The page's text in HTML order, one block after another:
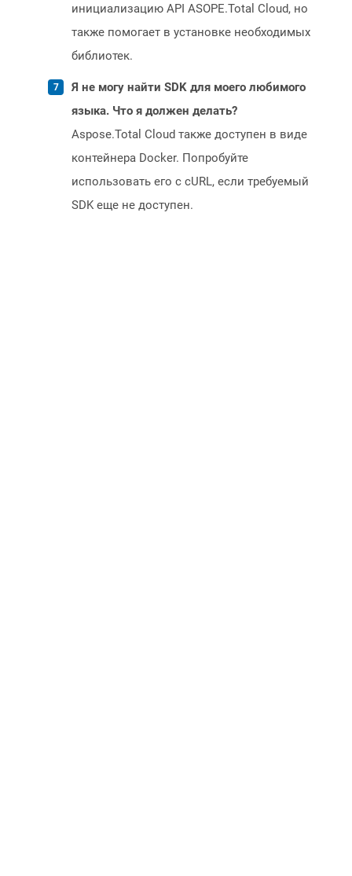
инициализацию API ASOPE.Total Cloud, но
также помогает в установке необходимых
библиотек.
Я не могу найти SDK для моего любимого
языка. Что я должен делать?
Aspose.Total Cloud также доступен в виде
контейнера Docker. Попробуйте
использовать его с cURL, если требуемый
SDK еще не доступен.